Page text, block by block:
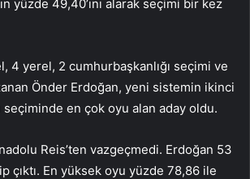
yüzde 49,40’ını alarak seçimi bir kez
4 yerel, 2 cumhurbaşkanlığı seçimi ve
Önder Erdoğan, yeni sistemin ikinci
seçiminde en çok oyu alan aday oldu.
Reis’ten vazgeçmedi. Erdoğan 53
çıktı. En yüksek oyu yüzde 78,86 ile